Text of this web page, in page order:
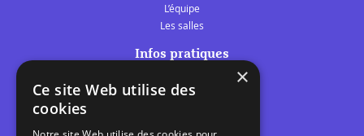
L’équipe
Les salles
Infos pratiques
Les belles scènes audomaroises
×
Ce site Web utilise des
cookies